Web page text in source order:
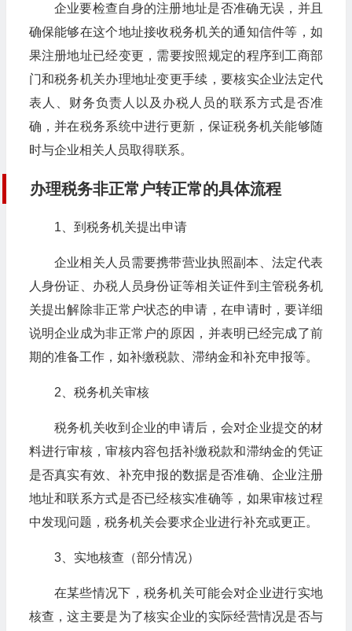
企业要检查自身的注册地址是否准确无误，并且
确保能够在这个地址接收税务机关的通知信件等，如
果注册地址已经变更，需要按照规定的程序到工商部
门和税务机关办理地址变更手续，要核实企业法定代
表人、财务负责人以及办税人员的联系方式是否准
确，并在税务系统中进行更新，保证税务机关能够随
时与企业相关人员取得联系。
办理税务非正常户转正常的具体流程
1、到税务机关提出申请
企业相关人员需要携带营业执照副本、法定代表
人身份证、办税人员身份证等相关证件到主管税务机
关提出解除非正常户状态的申请，在申请时，要详细
说明企业成为非正常户的原因，并表明已经完成了前
期的准备工作，如补缴税款、滞纳金和补充申报等。
2、税务机关审核
税务机关收到企业的申请后，会对企业提交的材
料进行审核，审核内容包括补缴税款和滞纳金的凭证
是否真实有效、补充申报的数据是否准确、企业注册
地址和联系方式是否已经核实准确等，如果审核过程
中发现问题，税务机关会要求企业进行补充或更正。
3、实地核查（部分情况）
在某些情况下，税务机关可能会对企业进行实地
核查，这主要是为了核实企业的实际经营情况是否与